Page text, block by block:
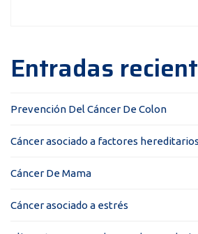
Entradas
Prevención Del Cáncer De Colon
Cáncer asociado a factores hereditarios
Cáncer De Mama
Cáncer asociado a estrés